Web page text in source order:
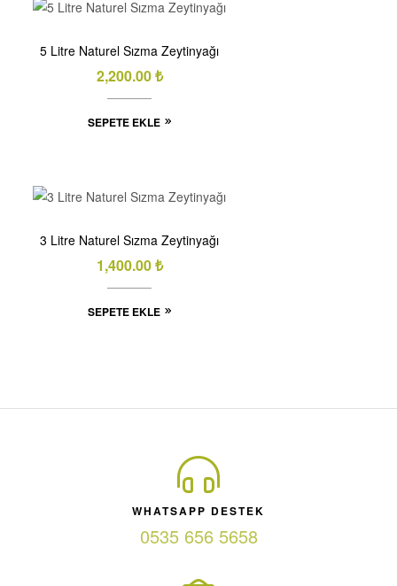
5 Litre Naturel Sızma Zeytinyağı
2,200.00₺
SEPETE EKLE
3 Litre Naturel Sızma Zeytinyağı
1,400.00₺
SEPETE EKLE
WHATSAPP DESTEK
0535 656 5658